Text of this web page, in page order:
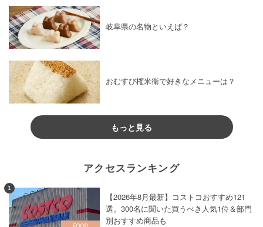
岐阜県の名物といえば？
おむすび権米衛で好きなメニューは？
もっと見る
アクセスランキング
1
【2026年8月最新】コストコおすすめ121
選。300名に聞いた買うべき人気1位＆部門
別おすすめ商品も